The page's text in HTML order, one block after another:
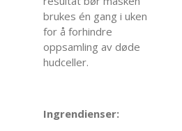
brukes én gang i uken
for å forhindre
oppsamling av døde
hudceller.
Ingrendienser: